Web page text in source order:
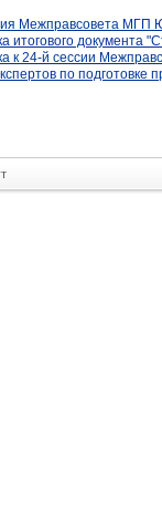
Межправсовета МГП
итогового документа
к 24-й сессии
по подготовке